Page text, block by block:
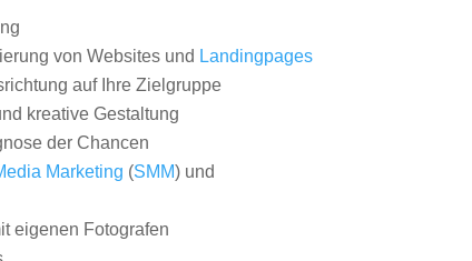
von Websites und Landingpages
auf Ihre Zielgruppe
kreative Gestaltung
der Chancen
Marketing (SMM) und
eigenen Fotografen